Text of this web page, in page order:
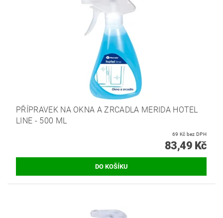
PŘÍPRAVEK NA OKNA A ZRCADLA MERIDA HOTEL
LINE - 500 ML
69 Kč bez DPH
83,49 Kč